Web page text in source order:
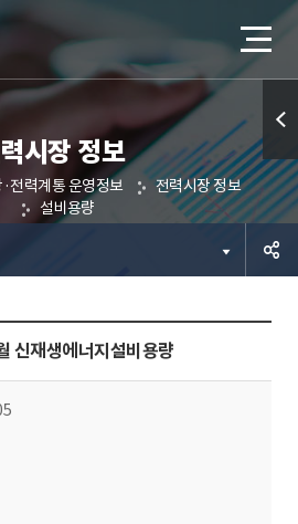
시장 정보
전력계통 운영정보
전력시장 정보
설비용량
신재생에너지설비용량
퀵메
뉴 열
기